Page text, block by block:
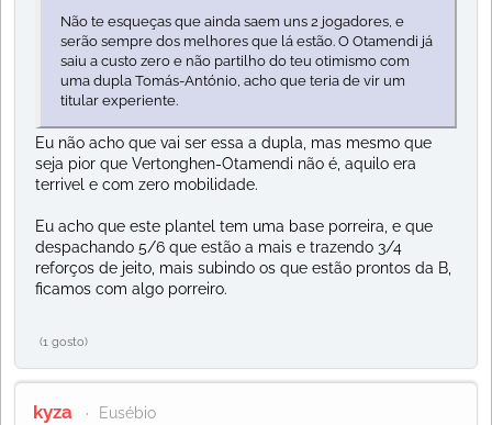
Não te esqueças que ainda saem uns 2 jogadores, e
serão sempre dos melhores que lá estão. O Otamendi já
saiu a custo zero e não partilho do teu otimismo com
uma dupla Tomás-António, acho que teria de vir um
titular experiente.
Eu não acho que vai ser essa a dupla, mas mesmo que
seja pior que Vertonghen-Otamendi não é, aquilo era
terrivel e com zero mobilidade.
Eu acho que este plantel tem uma base porreira, e que
despachando 5/6 que estão a mais e trazendo 3/4
reforços de jeito, mais subindo os que estão prontos da B,
ficamos com algo porreiro.
(1 gosto)
kyza Eusébio